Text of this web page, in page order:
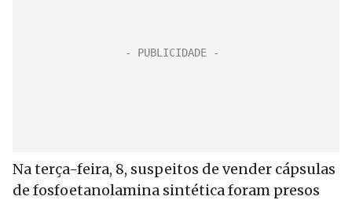
Na terça-feira, 8, suspeitos de vender cápsulas
de fosfoetanolamina sintética foram presos